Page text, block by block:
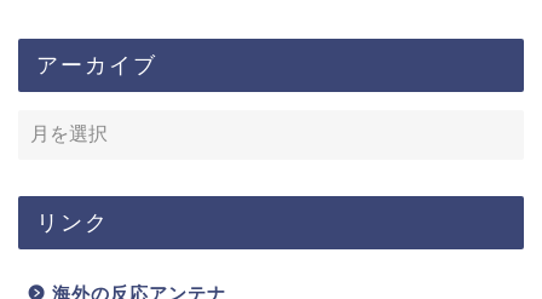
アーカイブ
リンク
海外の反応アンテナ